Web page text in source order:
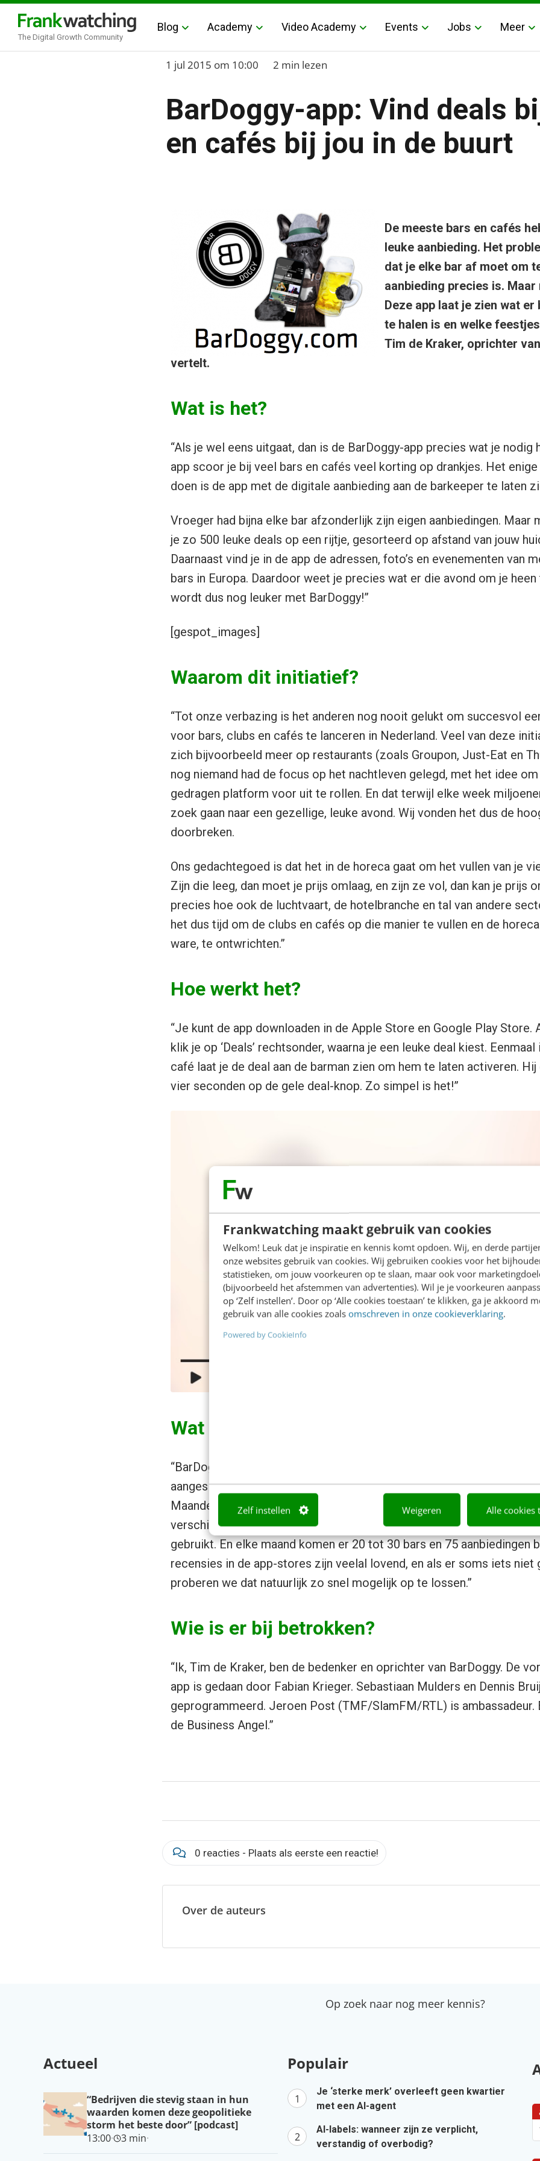
Frankwatching maakt gebruik van cookies
Welkom! Leuk dat je inspiratie en kennis komt opdoen. Wij, en derde
onze websites gebruik van cookies. Wij gebruiken cookies voor het
statistieken, om jouw voorkeuren op te slaan, maar ook voor
(bijvoorbeeld het afstemmen van advertenties). Wil je je voorkeuren
op ‘Zelf instellen’. Door op ‘Alle cookies toestaan’ te klikken, ga je akkoord
gebruik van alle cookies zoals omschreven in onze cookieverklaring.
Powered by CookieInfo
Zelf instellen Weigeren Alle cookies
The Digital Growth Community
Blog Academy Video Academy Events Jobs Meer
Home
Blog
›
Alle artikelen
1 jul 2015 om 10:00 2 min lezen
BarDoggy-app: Vind deals
en cafés bij jou in de buurt
De meeste bars en cafés
leuke aanbieding. Het
dat je elke bar af moet om
aanbieding precies is. Maar
Deze app laat je zien wat
te halen is en welke
Tim de Kraker, oprichter
vertelt.
Wat is het?
“Als je wel eens uitgaat, dan is de BarDoggy-app precies wat je nodig
app scoor je bij veel bars en cafés veel korting op drankjes. Het
doen is de app met de digitale aanbieding aan de barkeeper te laten
Vroeger had bijna elke bar afzonderlijk zijn eigen aanbiedingen. Maar
je zo 500 leuke deals op een rijtje, gesorteerd op afstand van jouw
Daarnaast vind je in de app de adressen, foto’s en evenementen van
bars in Europa. Daardoor weet je precies wat er die avond om je heen
wordt dus nog leuker met BarDoggy!”
[gespot_images]
Waarom dit initiatief?
“Tot onze verbazing is het anderen nog nooit gelukt om succesvol
voor bars, clubs en cafés te lanceren in Nederland. Veel van deze
zich bijvoorbeeld meer op restaurants (zoals Groupon, Just-Eat en
nog niemand had de focus op het nachtleven gelegd, met het idee
gedragen platform voor uit te rollen. En dat terwijl elke week
zoek gaan naar een gezellige, leuke avond. Wij vonden het dus de
doorbreken.
Ons gedachtegoed is dat het in de horeca gaat om het vullen van je
Zijn die leeg, dan moet je prijs omlaag, en zijn ze vol, dan kan je prijs
precies hoe ook de luchtvaart, de hotelbranche en tal van andere
het dus tijd om de clubs en cafés op die manier te vullen en de
ware, te ontwrichten.”
Hoe werkt het?
“Je kunt de app downloaden in de Apple Store en Google Play Store.
klik je op ‘Deals’ rechtsonder, waarna je een leuke deal kiest.
café laat je de deal aan de barman zien om hem te laten activeren.
vier seconden op de gele deal-knop. Zo simpel is het!”
Wat zijn de belangrijkste facts?
“BarDoggy is in maart gelanceerd in Amsterdam. Er zijn rond de 150
aangesloten in Nederland (50 in Amsterdam), die samen bijna 500
Maandelijks hebben we 3500 unieke gebruikers die samen ongeveer
verschillende pagina’s in de app bekijken. Er worden ongeveer 400
gebruikt. En elke maand komen er 20 tot 30 bars en 75 aanbiedingen
recensies in de app-stores zijn veelal lovend, en als er soms iets niet
proberen we dat natuurlijk zo snel mogelijk op te lossen.”
Wie is er bij betrokken?
“Ik, Tim de Kraker, ben de bedenker en oprichter van BarDoggy. De
app is gedaan door Fabian Krieger. Sebastiaan Mulders en Dennis
geprogrammeerd. Jeroen Post (TMF/SlamFM/RTL) is ambassadeur.
de Business Angel.”
0 reacties - Plaats als eerste een reactie!
Over de auteurs
Op zoek naar nog meer kennis?
Actueel
“Bedrijven die stevig staan in hun
waarden komen deze geopolitieke
storm het beste door” [podcast]
13:00· 3 min·
Populair
Je ‘sterke merk’ overleeft geen kwartier
met een AI-agent
AI-labels: wanneer zijn ze verplicht,
verstandig of overbodig?